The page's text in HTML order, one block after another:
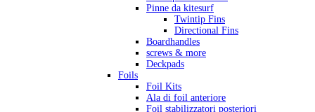
Pinne da kitesurf
Twintip Fins
Directional Fins
Boardhandles
screws & more
Deckpads
Foils
Foil Kits
Ala di foil anteriore
Foil stabilizzatori posteriori